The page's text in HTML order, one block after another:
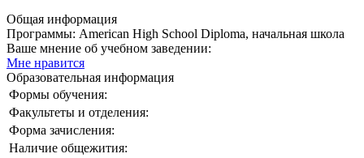
Общая информация
Программы: American High School Diploma, начальная школа
Ваше мнение об учебном заведении:
Мне нравится
Образовательная информация
Формы обучения:
Факультеты и отделения:
Форма зачисления:
Наличие общежития: